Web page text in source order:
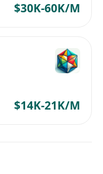
$30K-60K/M
$14K-21K/M